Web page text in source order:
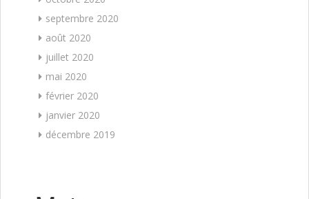
septembre 2020
août 2020
juillet 2020
mai 2020
février 2020
janvier 2020
décembre 2019